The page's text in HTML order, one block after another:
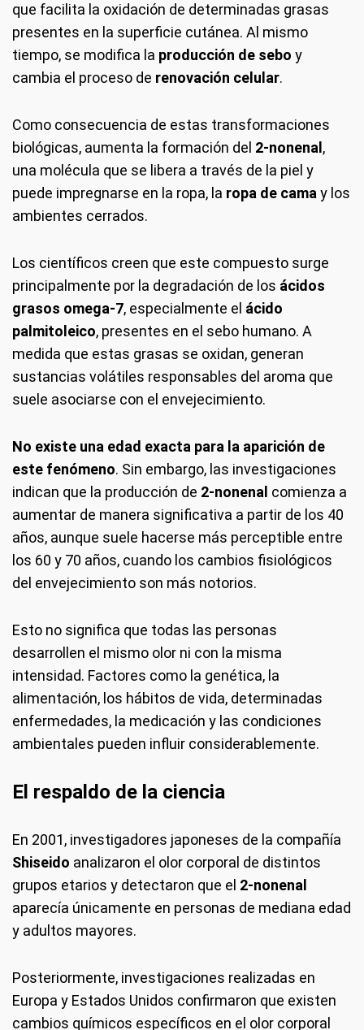
que facilita la oxidación de determinadas grasas
presentes en la superficie cutánea. Al mismo
tiempo, se modifica la producción de sebo y
cambia el proceso de renovación celular.
Como consecuencia de estas transformaciones
biológicas, aumenta la formación del 2-nonenal ,
una molécula que se libera a través de la piel y
puede impregnarse en la ropa, la ropa de cama y los
ambientes cerrados.
Los científicos creen que este compuesto surge
principalmente por la degradación de los ácidos
grasos omega-7, especialmente el ácido
palmitoleico, presentes en el sebo humano. A
medida que estas grasas se oxidan, generan
sustancias volátiles responsables del aroma que
suele asociarse con el envejecimiento.
No existe una edad exacta para la aparición de
este fenómeno. Sin embargo, las investigaciones
indican que la producción de 2-nonenal comienza a
aumentar de manera significativa a partir de los 40
años, aunque suele hacerse más perceptible entre
los 60 y 70 años, cuando los cambios fisiológicos
del envejecimiento son más notorios.
Esto no significa que todas las personas
desarrollen el mismo olor ni con la misma
intensidad. Factores como la genética, la
alimentación, los hábitos de vida, determinadas
enfermedades, la medicación y las condiciones
ambientales pueden influir considerablemente.
El respaldo de la ciencia
En 2001, investigadores japoneses de la compañía
Shiseido analizaron el olor corporal de distintos
grupos etarios y detectaron que el 2-nonenal
aparecía únicamente en personas de mediana edad
y adultos mayores.
Posteriormente, investigaciones realizadas en
Europa y Estados Unidos confirmaron que existen
cambios químicos específicos en el olor corporal